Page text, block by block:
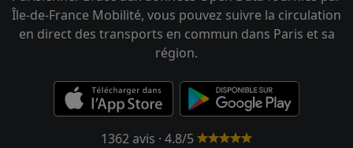
Île-de-France Mobilité, vous pouvez suivre la circulation
en direct des transports en commun dans Paris et sa
région.
1362 avis · 4.8/5